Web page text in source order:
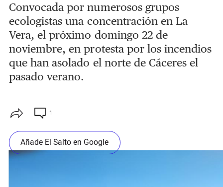
Convocadapor numerosos grupos
ecologistas una concentración en La
Vera, el próximo domingo 22 de
noviembre, en protesta por los incendios
que han asolado el norte de Cáceres el
pasado verano.
1
Añade El Salto en Google